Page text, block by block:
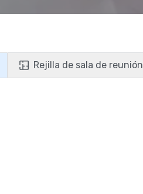
Rejilla de sala de reunión